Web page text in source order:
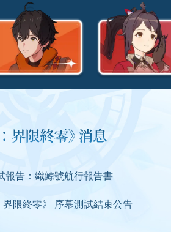
報告：織鯨號航行報告書
限終零》 序幕測試結束公告